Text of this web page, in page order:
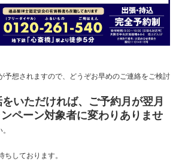
予想されますので、どうぞお早めのご連絡をご検討
いただければ、ご予約月が翌月
ペーン対象者に変わりありませ
ちしております。